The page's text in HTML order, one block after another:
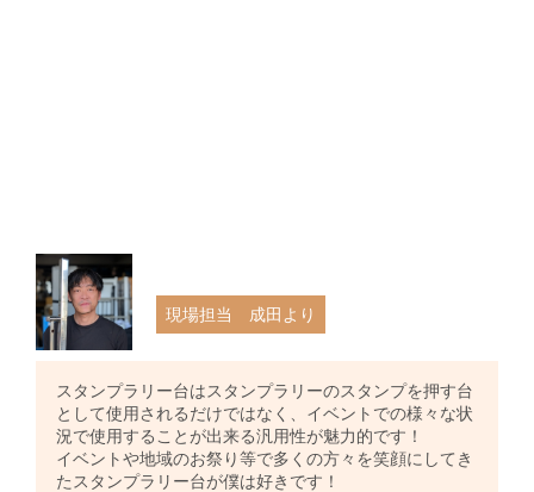
現場担当 成田より
スタンプラリー台はスタンプラリーのスタンプを押す台
として使用されるだけではなく、イベントでの様々な状
況で使用することが出来る汎用性が魅力的です！
イベントや地域のお祭り等で多くの方々を笑顔にしてき
たスタンプラリー台が僕は好きです！